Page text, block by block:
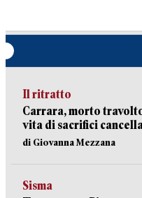
Il ritratto
Carrara, morto
vita di sacrifici
di Giovanna Mezzana
Sisma